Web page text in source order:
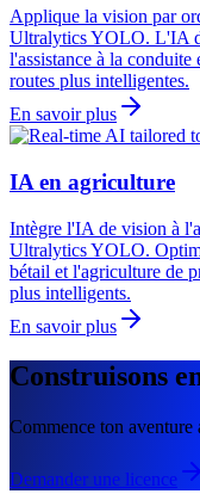
Applique la vision par
Ultralytics YOLO. L'IA
l'assistance à la
routes plus intelligentes.
En savoir plus
IA en agriculture
Intègre l'IA de vision à
Ultralytics YOLO.
bétail et l'agriculture de
plus intelligents.
En savoir plus
Construisons
Commence ton aventure
Demander une licence